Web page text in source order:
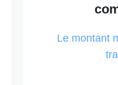
Le montant